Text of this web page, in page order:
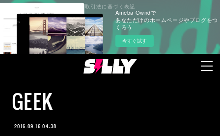
Ameba Owndで
あなただけのホームページやブログをつ
くろう
今すぐ試す
GEEK
2016.09.16 04:38
プライバシーポリシー 特定商取引法に基づく表記